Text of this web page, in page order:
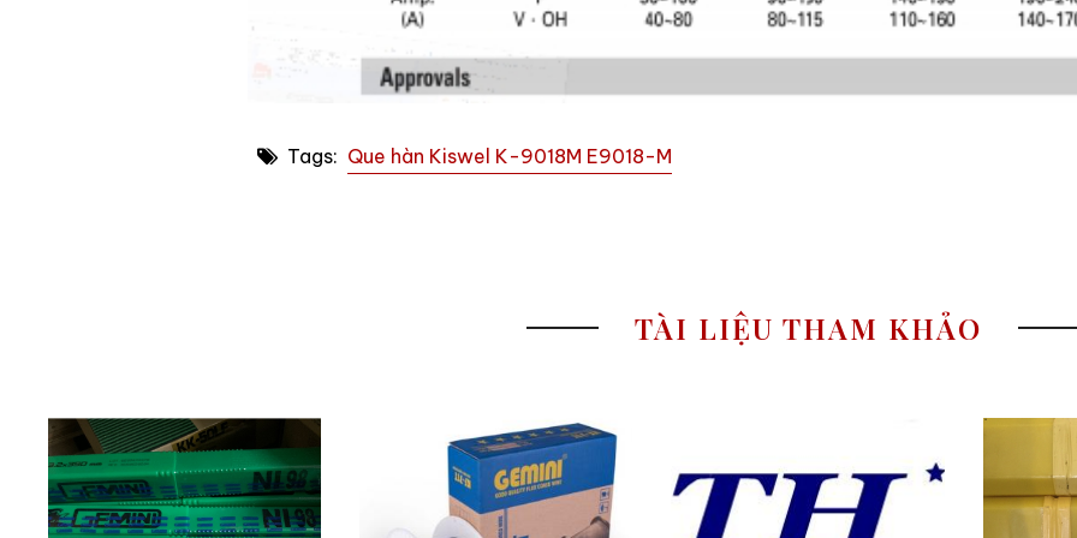
Tags: Que hàn Kiswel K-9018M E9018-M
TÀI LIỆU THAM KHẢO